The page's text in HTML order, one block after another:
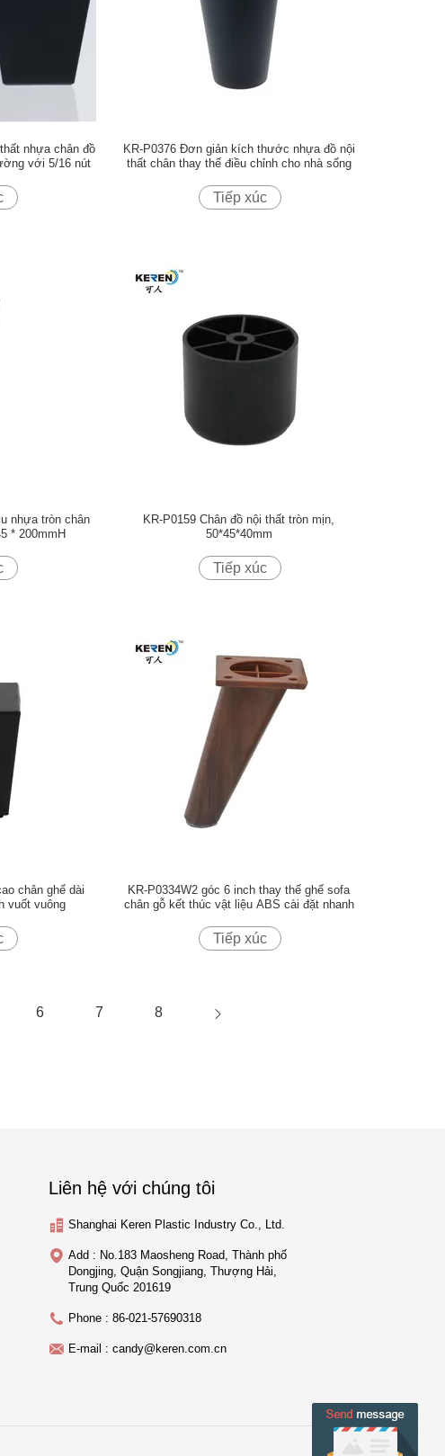
nhựa chân đồ
với 5/16 nút
KR-P0376 Đơn giản kích thước nhựa đồ nội
thất chân thay thế điều chỉnh cho nhà sống
Tiếp xúc
nhựa tròn chân
* 200mmH
KR-P0159 Chân đồ nội thất tròn mịn,
50*45*40mm
Tiếp xúc
chân ghế dài
vuốt vuông
KR-P0334W2 góc 6 inch thay thế ghế sofa
chân gỗ kết thúc vật liệu ABS cài đặt nhanh
Tiếp xúc
6 7 8
Liên hệ với chúng tôi
Shanghai Keren Plastic Industry Co., Ltd.
Add : No.183 Maosheng Road, Thành phố
Dongjing, Quận Songjiang, Thượng Hải,
Trung Quốc 201619
Phone : 86-021-57690318
E-mail : candy@keren.com.cn